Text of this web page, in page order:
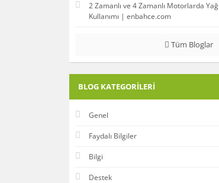
2 Zamanlı ve 4 Zamanlı Motorlarda Yağ
Kullanımı | enbahce.com
Tüm Bloglar
BLOG KATEGORILERI
Genel
Faydalı Bilgiler
Bilgi
Destek